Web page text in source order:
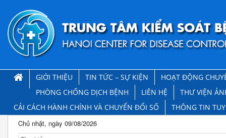
GIỚI THIỆU TIN TỨC – SỰ KIỆN
HOẠT ĐỘNG
PHÒNG CHỐNG DỊCH BỆNH
LIÊN HỆ
THƯ VIỆN
CẢI CÁCH HÀNH CHÍNH VÀ CHUYỂN ĐỔI SỐ
THÔNG TIN
Chủ nhật, ngày 09/08/2026